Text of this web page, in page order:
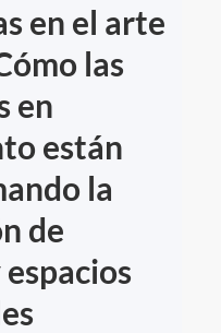
en el arte
las
en
están
la
de